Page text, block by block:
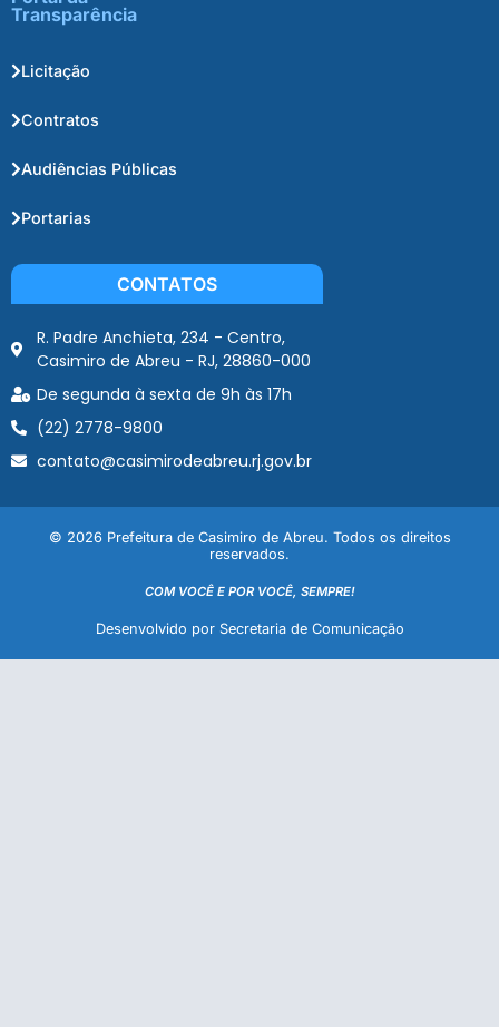
Transparência
Licitação
Contratos
Audiências Públicas
Portarias
CONTATOS
R. Padre Anchieta, 234 - Centro,
Casimiro de Abreu - RJ, 28860-000
De segunda à sexta de 9h às 17h
(22) 2778-9800
contato@casimirodeabreu.rj.gov.br
© 2026 Prefeitura de Casimiro de Abreu. Todos os direitos
reservados.
COM VOCÊ E POR VOCÊ, SEMPRE!
Desenvolvido por Secretaria de Comunicação